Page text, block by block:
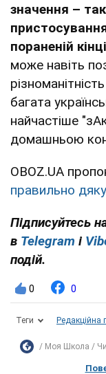
значення –
пораненій
може навіть
багата
найчастіше
домашньою
OBOZ.UA
правильно
Підписуйтесь
в Telegram і
подій.
0 0
Теги Редакційна
Моя Школа